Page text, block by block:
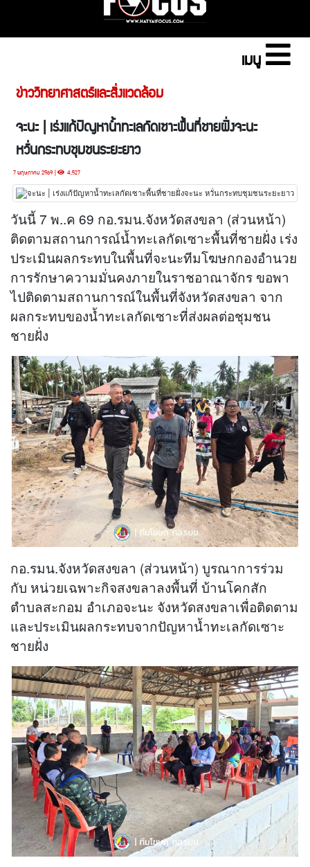
เมนู
ข่าววิทยาศาสตร์และสิ่งแวดล้อม
จะนะ | เร่งแก้ปัญหาน้ำทะเลกัดเซาะพื้นที่ชายฝั่งจะนะ
หวั่นกระทบชุมชนระยะยาว
7 พฤษภาคม 2569 | 4,527
วันนี้ 7 พ..ค 69 กอ.รมน.จังหวัดสงขลา (ส่วนหน้า)
ติดตามสถานการณ์น้ำทะเลกัดเซาะพื้นที่ชายฝั่ง เร่ง
ประเมินผลกระทบในพื้นที่จะนะทีมโฆษกกองอำนวย
การรักษาความมั่นคงภายในราชอาณาจักร ขอพา
ไปติดตามสถานการณ์ในพื้นที่จังหวัดสงขลา จาก
ผลกระทบของน้ำทะเลกัดเซาะที่ส่งผลต่อชุมชน
ชายฝั่ง
กอ.รมน.จังหวัดสงขลา (ส่วนหน้า) บูรณาการร่วม
กับ หน่วยเฉพาะกิจสงขลาลงพื้นที่ บ้านโคกสัก
ตำบลสะกอม อำเภอจะนะ จังหวัดสงขลาเพื่อติดตาม
และประเมินผลกระทบจากปัญหาน้ำทะเลกัดเซาะ
ชายฝั่ง